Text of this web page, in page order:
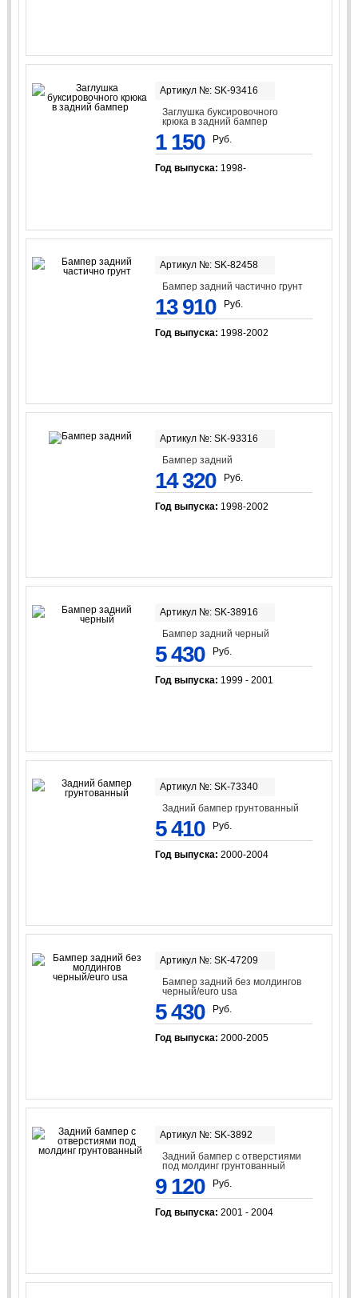
Артикул №: SK-93416
Заглушка буксировочного
крюка в задний бампер
1 150 Руб.
Год выпуска: 1998-
Артикул №: SK-82458
Бампер задний частично грунт
13 910 Руб.
Год выпуска: 1998-2002
Артикул №: SK-93316
Бампер задний
14 320 Руб.
Год выпуска: 1998-2002
Артикул №: SK-38916
Бампер задний черный
5 430 Руб.
Год выпуска: 1999 - 2001
Артикул №: SK-73340
Задний бампер грунтованный
5 410 Руб.
Год выпуска: 2000-2004
Артикул №: SK-47209
Бампер задний без молдингов
черный/euro usa
5 430 Руб.
Год выпуска: 2000-2005
Артикул №: SK-3892
Задний бампер с отверстиями
под молдинг грунтованный
9 120 Руб.
Год выпуска: 2001 - 2004